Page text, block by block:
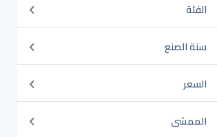
الفئة
سنة الصنع
السعر
الممشى